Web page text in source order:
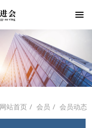
网站首页 会员 会员动态